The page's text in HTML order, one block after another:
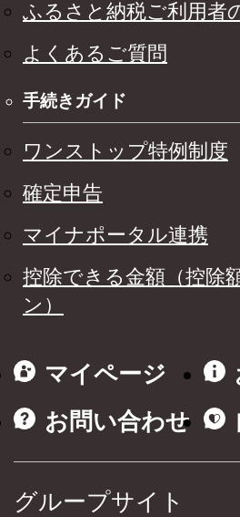
ふるさと納税ご利用者
よくあるご質問
手続きガイド
ワンストップ特例制度
確定申告
マイナポータル連携
控除できる金額（控除
ン）
マイページ
お問い合わせ
グループサイト